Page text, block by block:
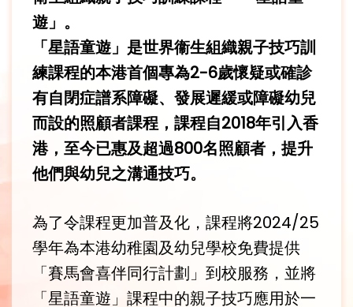
遊」。
「星語童遊」是世界衞生組織親子技巧訓
練課程的本港首個專為2-6歲懷疑或確診
有自閉症譜系障礙、發展遲緩或障礙幼兒
而設的照顧者課程，課程自2018年引入香
港，至今已惠及超過800名照顧者，提升
他們與幼兒之溝通技巧。
為了令課程更加普及化，課程將2024/25
學年為本港幼稚園及幼兒學校免費提供
「賽馬會喜伴同行計劃」到校服務，並將
「星語童遊」課程中的親子技巧應用於一